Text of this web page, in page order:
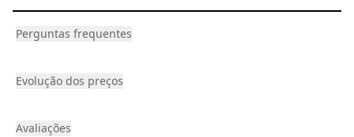
Perguntas frequentes
Evolução dos preços
Avaliações